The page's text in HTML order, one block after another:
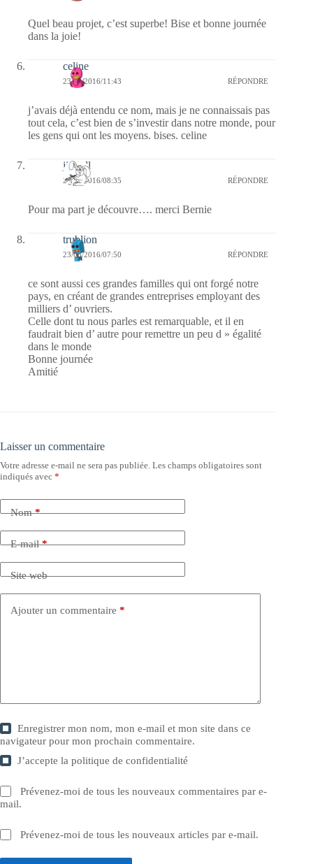
Quel beau projet, c’est superbe! Bise et bonne journée
dans la joie!
celine
23/08/2016/11:43 RÉPONDRE
j’avais déjà entendu ce nom, mais je ne connaissais pas
tout cela, c’est bien de s’investir dans notre monde, pour
les gens qui ont les moyens. bises. celine
jill bill
23/08/2016/08:35 RÉPONDRE
Pour ma part je découvre…. merci Bernie
trublion
23/08/2016/07:50 RÉPONDRE
ce sont aussi ces grandes familles qui ont forgé notre
pays, en créant de grandes entreprises employant des
milliers d’ ouvriers.
Celle dont tu nous parles est remarquable, et il en
faudrait bien d’ autre pour remettre un peu d » égalité
dans le monde
Bonne journée
Amitié
Laisser un commentaire
Votre adresse e-mail ne sera pas publiée. Les champs obligatoires sont
indiqués avec *
Nom*
E-mail*
Site web
Ajouter un commentaire *
Enregistrer mon nom, mon e-mail et mon site dans ce
navigateur pour mon prochain commentaire.
J’accepte lapolitique de confidentialité
Prévenez-moi de tous les nouveaux commentaires par e-
mail.
Prévenez-moi de tous les nouveaux articles par e-mail.